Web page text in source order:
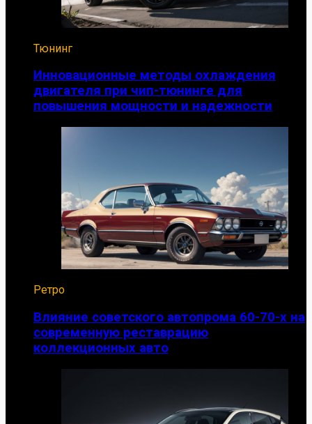
Тюнинг
Инновационные методы охлаждения
двигателя при чип-тюнинге для
повышения мощности и надежности
Ретро
Влияние советского автопрома 60-70-х на
современную реставрацию
коллекционных авто